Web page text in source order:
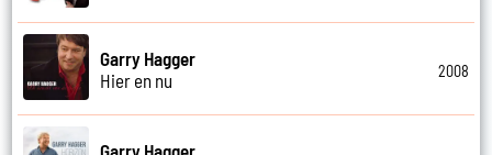
Garry Hagger
Hier en nu
2008
Garry Hagger